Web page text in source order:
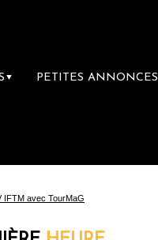
▼ PETITES ANNONCES
voyage